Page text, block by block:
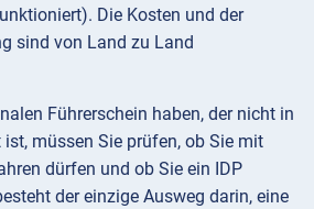
Die Kosten und der
sind von Land zu Land
Führerschein haben, der nicht in
müssen Sie prüfen, ob Sie mit
dürfen und ob Sie ein IDP
der einzige Ausweg darin, eine